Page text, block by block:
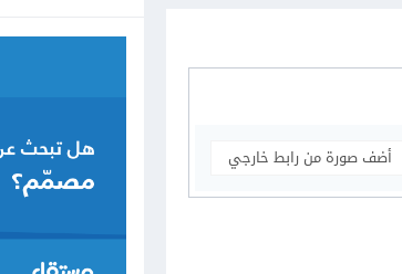
أضف صورة من رابط خارجي